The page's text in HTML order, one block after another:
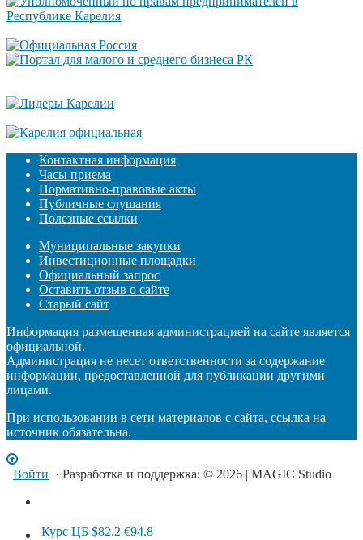
Контактная информация
Часы приема
Нормативно-правовые акты
Публичные слушания
Полезные ссылки
Муниципальные закупки
Инвестиционные площадки
Официальный запрос
Оставить отзыв о сайте
Старый сайт
Информация размещенная администрацией на сайте является
официальной.
Администрация не несет ответственности за содержание
информации, предоставленной для публикации другими
лицами.
При использовании в сети материалов с сайта, ссылка на
источник обязательна.
Войти · Разработка и поддержка: © 2026 | MAGIC Studio
Курс ЦБ $82.2 €94.8